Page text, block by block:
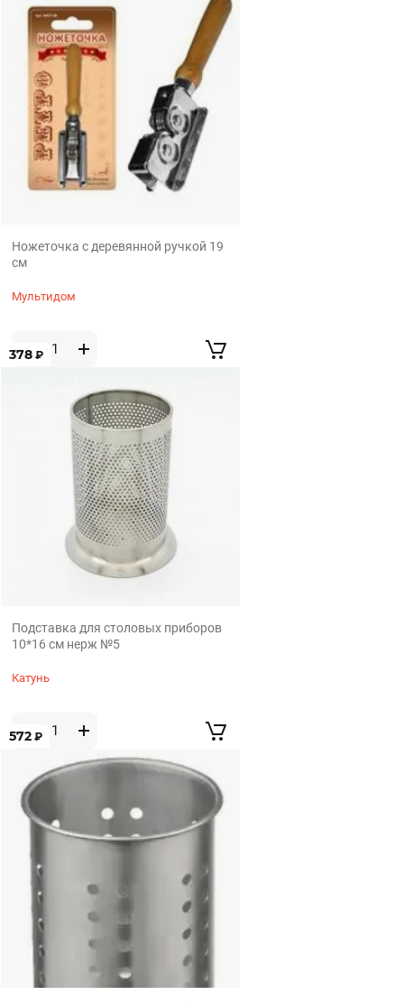
Ножеточка с деревянной ручкой 19
см
Мультидом
378 ₽
Подставка для столовых приборов
10*16 см нерж №5
Катунь
572 ₽